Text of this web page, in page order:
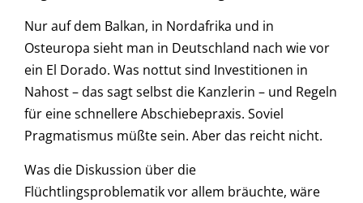
Nur auf dem Balkan, in Nordafrika und in
Osteuropa sieht man in Deutschland nach wie vor
ein El Dorado. Was nottut sind Investitionen in
Nahost – das sagt selbst die Kanzlerin – und Regeln
für eine schnellere Abschiebepraxis. Soviel
Pragmatismus müßte sein. Aber das reicht nicht.
Was die Diskussion über die
Flüchtlingsproblematik vor allem bräuchte, wäre